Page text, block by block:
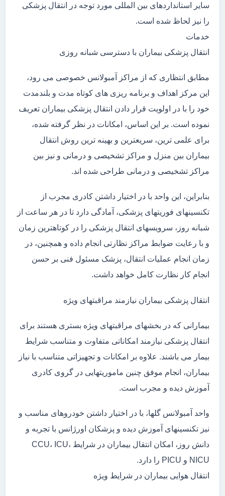
سایر استانداردهای بین المللی مورد توجه در انتقال پزشکی
را نیز لحاظ شده است.
خدمات
انتقال پزشکی بیماران با دسترسی شبانه روزی
مطابق انتظاری که از مراکز آمبولانس خصوصی می رود،
این مرکز اهداف و برنامه ریزی های کوتاه مدت و بلندمدت
خود را با در اولویت قرار دادن انتقال پزشکی بیماران تعریف
نموده است. بر این اساس، امکانات در نظر گرفته شده،
برای علمی ترین، سریعترین و بهینه ترین روش انتقال
بیماران بین منزل و مراکز تشخیصی و درمانی و نیز بین
مراکز تشخیصی و درمانی طراحی شده اند.
بنابراین، این واحد با در اختیار داشتن کادری مجرب از
تکنسینهای فوریتهای پزشکی، آمادگی دارد تا در هر ساعت از
شبانه روز، سرویسهای انتقال پزشکی را در کوتاهترین زمان
و با رعایت ضوابط مراکز نظارتی انجام داده و همچنین، در
زمان انجام عملیات انتقال، پزشک مسئول فنی بر حسن
انجام کار نظارت کامل خواهد داشت.
انتقال پزشکی بیماران نیازمند مراقبتهای ویژه
بیمارانی که در بخشهای مراقبتهای ویژه بستری هستند برای
انتقال پزشکی نیازمند امکاناتی متفاوت و متناسب شرایط
بیمار می باشند. علاوه بر امکانات و تجهیزاتی متناسب با نیاز
بیماران، انجام موفق چنین ماموریتهایی در گروی کادری
آموزش دیده و مجرب است.
واحد آمبولانس گلها، با در اختیار داشتن خودروهای مناسب و
نیز تکنسینهای آموزش دیده و پزشکان اورژانس با تجربه و
دانش روز، امکان انتقال بیماران در شرایط CCU، ICU،
NICU و PICU را دارد.
انتقال هوایی بیماران در شرایط ویژه